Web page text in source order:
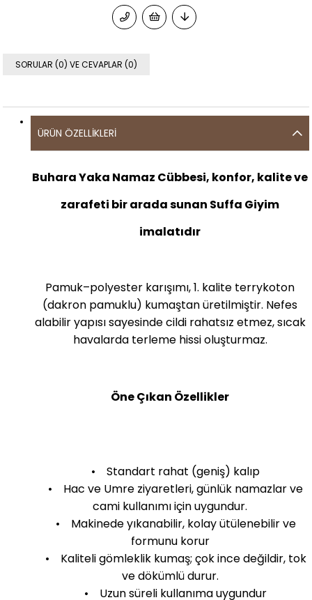
SORULAR (0) VE CEVAPLAR (0)
ÜRÜN ÖZELLIKLERI
Buhara Yaka Namaz Cübbesi, konfor, kalite ve
zarafeti bir arada sunan Suffa Giyim
imalatıdır
Pamuk–polyester karışımı, 1. kalite terrykoton
(dakron pamuklu) kumaştan üretilmiştir. Nefes
alabilir yapısı sayesinde cildi rahatsız etmez, sıcak
havalarda terleme hissi oluşturmaz.
Öne Çıkan Özellikler
• Standart rahat (geniş) kalıp
• Hac ve Umre ziyaretleri, günlük namazlar ve
cami kullanımı için uygundur.
• Makinede yıkanabilir, kolay ütülenebilir ve
formunu korur
• Kaliteli gömleklik kumaş; çok ince değildir, tok
ve dökümlü durur.
• Uzun süreli kullanıma uygundur